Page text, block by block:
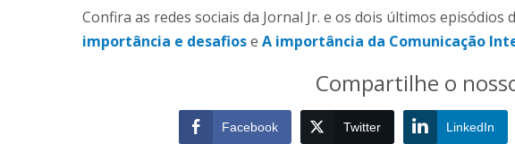
Confira as redes sociais da Jornal Jr. e os dois últimos episódios
importância e desafiose A importância da Comunicação
Compartilhe o
Facebook Twitter LinkedIn